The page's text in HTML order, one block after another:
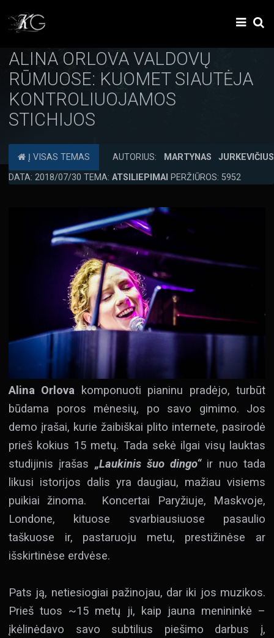
ALINA ORLOVA VALDOVŲ
RŪMUOSE: KUOMET SIAUTĖJA
KONTROLIUOJAMOS
STICHIJOS
Į VISAS TEMAS AUTORIUS:
MARTYNAS JURKEVIČIUS
DATA: 2018/07/30 TEMA: ATSILIEPIMAI PERŽIŪROS: 5952
Alina Orlova komponuoti pianinu pradėjo, turbūt
būdama poros mėnesių, po savo gimimo. Jos
demo įrašai, kurie žaibiškai plito internete, pasirodė
prieš kokius 15 metų. Tada sekė ilgai visų lauktas
studijinis įrašas „Laukinis šuo dingo“ir nuo tada
likusi istorijos dalis yra daugiau, mažiau visiems
puikiai žinoma. Koncertai Paryžiuje, Maskvoje,
Londone, kituose svarbiausiuose pasaulio
taškuose ir, pastaruoju metu, prestižinėse ar
išskirtinėse erdvėse.
Pats ją, netiesiogiai pažinojau, dar iki jos muzikos.
Prieš tuos ~15 metų ji, kaip jauna menininkė –
įkėlinėdavo savo subtilius piešimo darbus į,